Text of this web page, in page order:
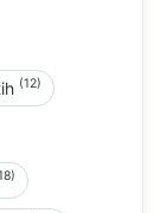
(12)